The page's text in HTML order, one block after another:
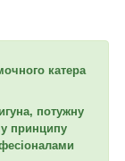
катера
потужну
принципу